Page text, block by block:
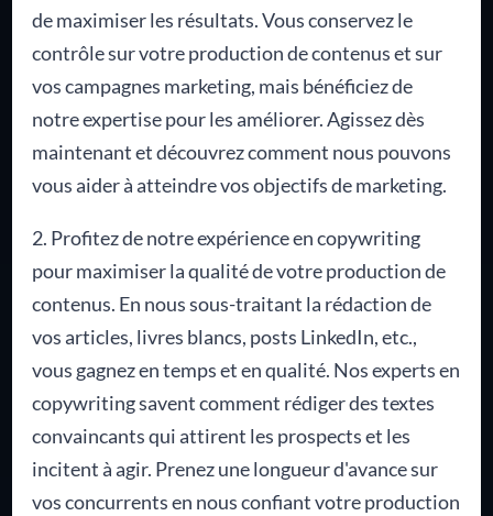
de maximiser les résultats. Vous conservez le
contrôle sur votre production de contenus et sur
vos campagnes marketing, mais bénéficiez de
notre expertise pour les améliorer. Agissez dès
maintenant et découvrez comment nous pouvons
vous aider à atteindre vos objectifs de marketing.
2. Profitez de notre expérience en copywriting
pour maximiser la qualité de votre production de
contenus. En nous sous-traitant la rédaction de
vos articles, livres blancs, posts LinkedIn, etc.,
vous gagnez en temps et en qualité. Nos experts en
copywriting savent comment rédiger des textes
convaincants qui attirent les prospects et les
incitent à agir. Prenez une longueur d'avance sur
vos concurrents en nous confiant votre production